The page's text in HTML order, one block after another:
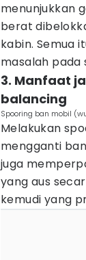
menunjukkan
berat
kabin. Semua
masalah pada
3. Manfaat
balancing
Spooring ban mobil
Melakukan
mengganti
juga
yang aus
kemudi yang